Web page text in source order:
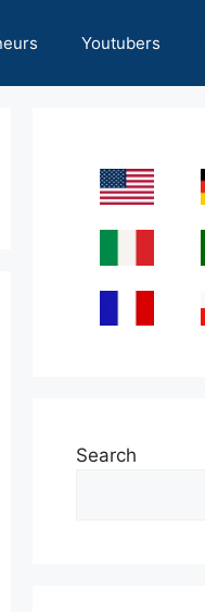
Youtubers
Search